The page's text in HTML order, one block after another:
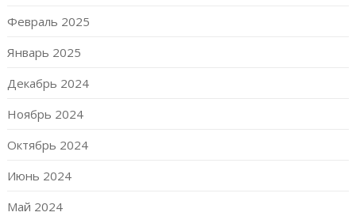
Февраль 2025
Январь 2025
Декабрь 2024
Ноябрь 2024
Октябрь 2024
Июнь 2024
Май 2024